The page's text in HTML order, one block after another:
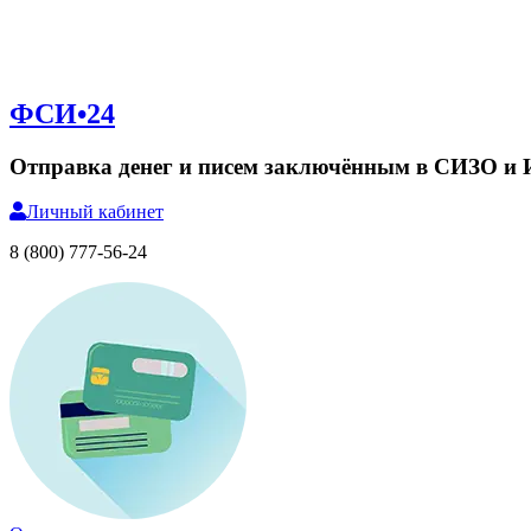
ФСИ•24
Отправка денег и писем заключённым в СИЗО и
Личный кабинет
8 (800) 777-56-24